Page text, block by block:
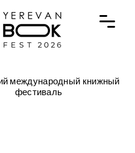
международный книжный
фестиваль